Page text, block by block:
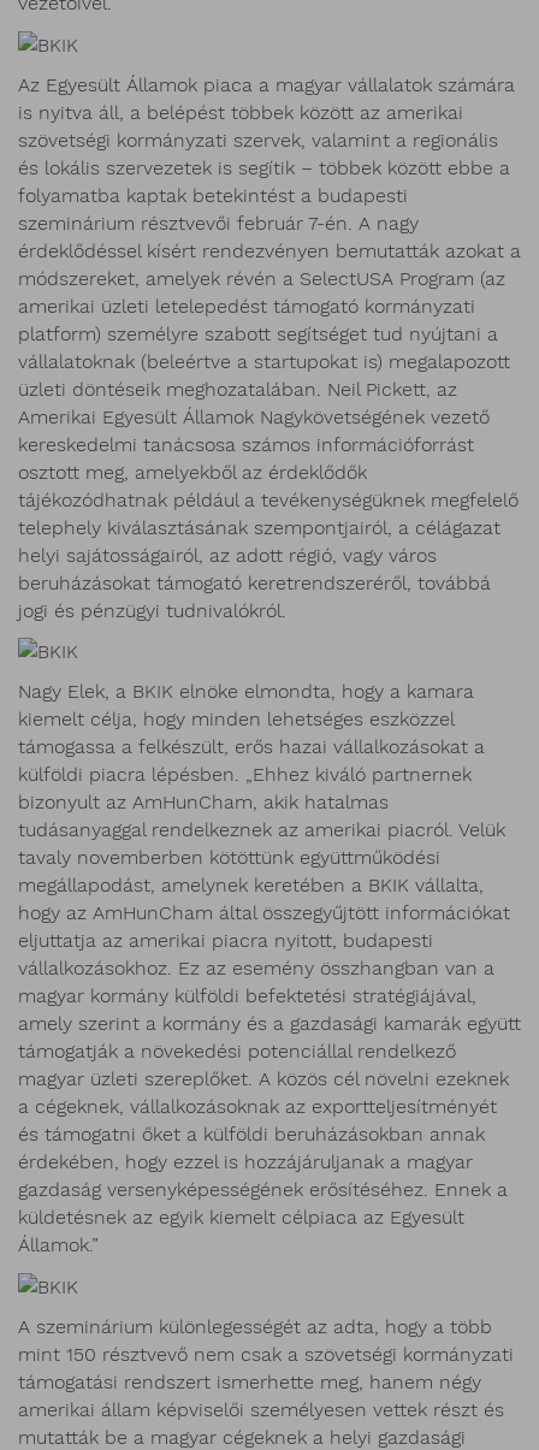
Az Egyesült Államok piaca a magyar vállalatok számára
is nyitva áll, a belépést többek között az amerikai
szövetségi kormányzati szervek, valamint a regionális
és lokális szervezetek is segítik – többek között ebbe a
folyamatba kaptak betekintést a budapesti
szeminárium résztvevői február 7-én. A nagy
érdeklődéssel kísért rendezvényen bemutatták azokat a
módszereket, amelyek révén a SelectUSA Program (az
amerikai üzleti letelepedést támogató kormányzati
platform) személyre szabott segítséget tud nyújtani a
vállalatoknak (beleértve a startupokat is) megalapozott
üzleti döntéseik meghozatalában. Neil Pickett, az
Amerikai Egyesült Államok Nagykövetségének vezető
kereskedelmi tanácsosa számos információforrást
osztott meg, amelyekből az érdeklődők
tájékozódhatnak például a tevékenységüknek megfelelő
telephely kiválasztásának szempontjairól, a célágazat
helyi sajátosságairól, az adott régió, vagy város
beruházásokat támogató keretrendszeréről, továbbá
jogi és pénzügyi tudnivalókról.
Nagy Elek, a BKIK elnöke elmondta, hogy a kamara
kiemelt célja, hogy minden lehetséges eszközzel
támogassa a felkészült, erős hazai vállalkozásokat a
külföldi piacra lépésben. „Ehhez kiváló partnernek
bizonyult az AmHunCham, akik hatalmas
tudásanyaggal rendelkeznek az amerikai piacról. Velük
tavaly novemberben kötöttünk együttműködési
megállapodást, amelynek keretében a BKIK vállalta,
hogy az AmHunCham által összegyűjtött információkat
eljuttatja az amerikai piacra nyitott, budapesti
vállalkozásokhoz. Ez az esemény összhangban van a
magyar kormány külföldi befektetési stratégiájával,
amely szerint a kormány és a gazdasági kamarák együtt
támogatják a növekedési potenciállal rendelkező
magyar üzleti szereplőket. A közös cél növelni ezeknek
a cégeknek, vállalkozásoknak az exportteljesítményét
és támogatni őket a külföldi beruházásokban annak
érdekében, hogy ezzel is hozzájáruljanak a magyar
gazdaság versenyképességének erősítéséhez. Ennek a
küldetésnek az egyik kiemelt célpiaca az Egyesült
Államok.”
A szeminárium különlegességét az adta, hogy a több
mint 150 résztvevő nem csak a szövetségi kormányzati
támogatási rendszert ismerhette meg, hanem négy
amerikai állam képviselői személyesen vettek részt és
mutatták be a magyar cégeknek a helyi gazdasági